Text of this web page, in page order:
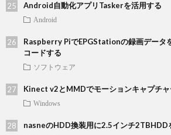
Android自動化アプリTaskerを活用する
Android
Raspberry PiでEPGStationの録画データ
コードする
ソフトウェア
Kinect v2とMMDでモーションキャプチャ
Windows
nasneのHDD換装用に2.5インチ2TBHDD